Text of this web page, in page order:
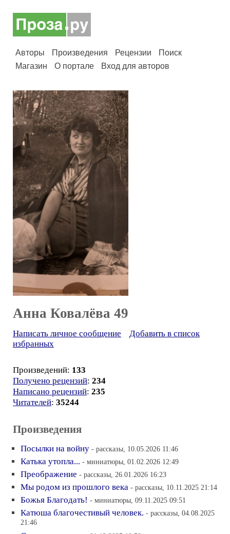
Авторы Произведения Рецензии
Поиск
Магазин
О портале Вход для авторов
Анна Ковалёва 49
Написать личное сообщение
Добавить в список
избранных
Произведений: 133
Получено рецензий: 234
Написано рецензий: 235
Читателей: 35244
Произведения
Посылки на войну - рассказы, 10.05.2026 11:46
Катька утопла... - миниатюры, 01.02.2026 12:49
Преображение - рассказы, 26.01.2026 16:23
Мы родом из прошлого века - рассказы, 10.11.2025 21:14
Божья Благодать! - миниатюры, 09.11.2025 09:51
Катюша благочестивый человек. - рассказы, 04.08.2025
21:46